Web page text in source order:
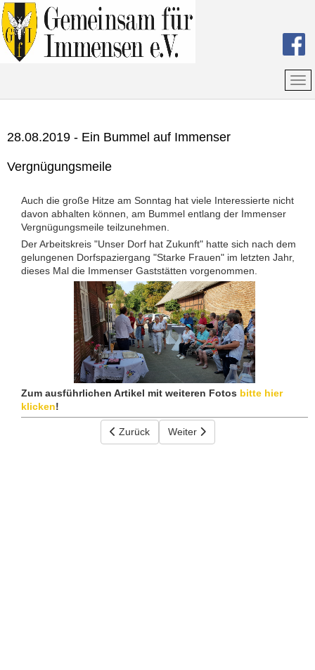
28.08.2019 - Ein Bummel auf Immenser
Vergnügungsmeile
Auch die große Hitze am Sonntag hat viele Interessierte nicht
davon abhalten können, am Bummel entlang der Immenser
Vergnügungsmeile teilzunehmen.
Der Arbeitskreis "Unser Dorf hat Zukunft" hatte sich nach dem
gelungenen Dorfspaziergang "Starke Frauen" im letzten Jahr,
dieses Mal die Immenser Gaststätten vorgenommen.
Zum ausführlichen Artikel mit weiteren Fotos bitte hier
klicken!
Vorheriger Beitrag: 19.10.2019 - Freiwillige
Zurück Nächster Beitrag: 25.09.2018
Weiter